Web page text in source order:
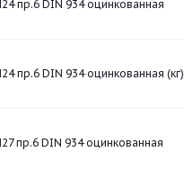
пр.6 DIN 934 оцинкованная
пр.6 DIN 934 оцинкованная (кг)
пр.6 DIN 934 оцинкованная